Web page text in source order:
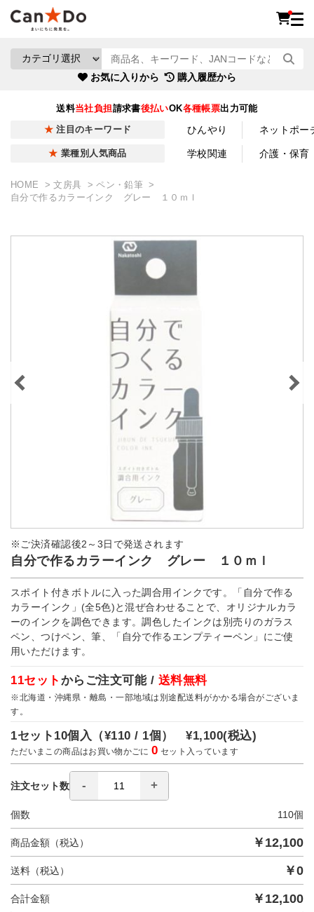
お気に入りから 購入履歴から
送料当社負担請求書後払いOK各種帳票出力可能
注目のキーワード ひんやり ネットポー
業種別人気商品 学校関連 介護・保育
HOME 文房具
ペン・鉛筆
自分で作るカラーインク グレー １０ｍｌ
※ご決済確認後2～3日で発送されます
自分で作るカラーインク グレー １０ｍｌ
スポイト付きボトルに入った調合用インクです。「自分で作る
カラーインク」(全5色)と混ぜ合わせることで、オリジナルカラ
ーのインクを調色できます。調色したインクは別売りのガラス
ペン、つけペン、筆、「自分で作るエンプティーペン」にご使
用いただけます。
11セット からご注文可能 / 送料無料
※北海道・沖縄県・離島・一部地域は別途配送料がかかる場合がございま
す。
1セット10個入（¥110 / 1個）¥1,100(税込)
ただいまこの商品はお買い物かごに0 セット入っています
注文セット数
個数 110個
商品金額（税込） ￥ 12,100
送料（税込） ￥0
合計金額 ￥ 12,100